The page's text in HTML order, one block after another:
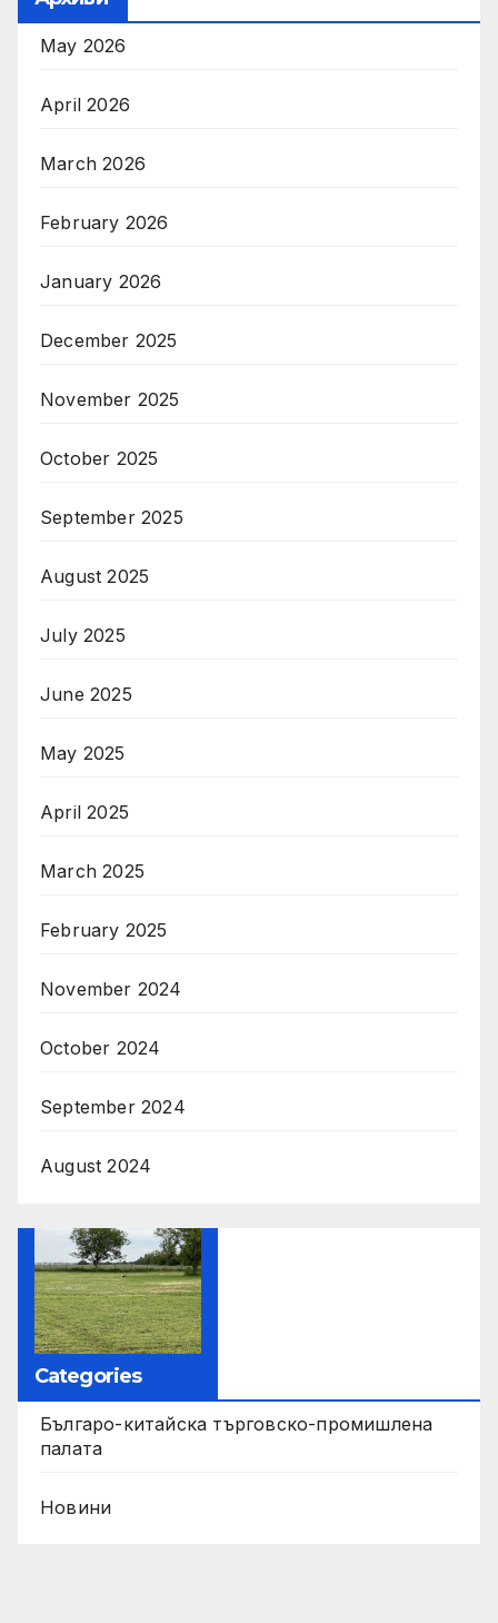
May 2026
April 2026
March 2026
February 2026
January 2026
December 2025
November 2025
October 2025
September 2025
August 2025
July 2025
June 2025
May 2025
April 2025
March 2025
February 2025
November 2024
October 2024
September 2024
August 2024
Categories
Българо-китайска търговско-промишлена
палата
Новини